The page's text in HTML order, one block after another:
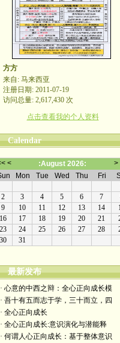
方方
来自: 马来西亚
注册日期: 2011-07-19
访问总量: 2,617,430 次
点击查看我的个人资料
Calendar
最新发布
· 心意的中西之辩：全心正向成长模
· 吾十有五而志于学，三十而立，四
· 全心正向成长
· 全心正向成长:意识演化与潜能释
· 何谓人心正向成长：基于整体意识